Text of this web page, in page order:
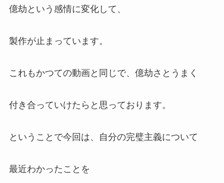
億劫という感情に変化して、
製作が止まっています。
これもかつての動画と同じで、億劫さとうまく
付き合っていけたらと思っております。
ということで今回は、自分の完璧主義について
最近わかったことを